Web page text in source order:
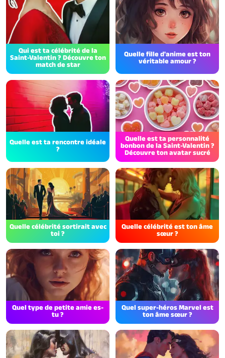
Qui est ta célébrité de la
Saint-Valentin ? Découvre ton
match de star
Quelle fille d'anime est ton
véritable amour ?
Quelle est ta rencontre idéale
?
Quelle est ta personnalité
bonbon de la Saint-Valentin ?
Découvre ton avatar sucré
Quelle célébrité sortirait avec
toi ?
Quelle célébrité est ton âme
sœur ?
Quel type de petite amie es-
tu ?
Quel super-héros Marvel est
ton âme sœur ?